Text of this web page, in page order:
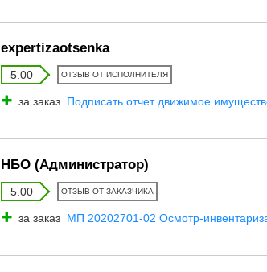
expertizaotsenka
5.00 ОТЗЫВ ОТ ИСПОЛНИТЕЛЯ
за заказ Подписать отчет движимое
НБО (Администратор)
5.00 ОТЗЫВ ОТ ЗАКАЗЧИКА
за заказ МП 20202701-02 Осмотр-